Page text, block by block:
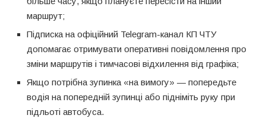
маршрут;
Підписка на офіційний Telegram-канал КП ЧТУ
допомагає отримувати оперативні повідомлення про
зміни маршрутів і тимчасові відхилення від графіка;
Якщо потрібна зупинка «на вимогу» — попередьте
водія на попередній зупинці або підніміть руку при
підльоті автобуса.